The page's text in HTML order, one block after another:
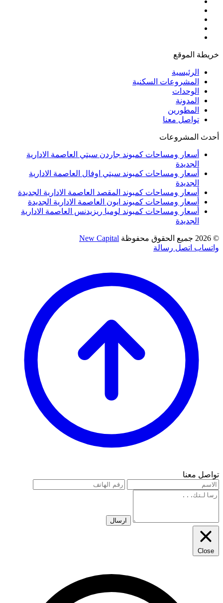
خريطة الموقع
الرئيسية
المشروعات السكنية
الوحدات
المدونة
المطورين
تواصل معنا
أحدث المشروعات
أسعار ومساحات كمبوند جاردن سيتي العاصمة الادارية
الجديدة
أسعار ومساحات كمبوند سيتي اوفال العاصمة الادارية
الجديدة
أسعار ومساحات كمبوند المقصد العاصمة الادارية الجديدة
أسعار ومساحات كمبوند ايون العاصمة الادارية الجديدة
أسعار ومساحات كمبوند لوميا ريزيدنس العاصمة الادارية
الجديدة
© 2026 جميع الحقوق محفوظة
New Capital
واتساب اتصل رسالة
تواصل معنا
ارسال
Close